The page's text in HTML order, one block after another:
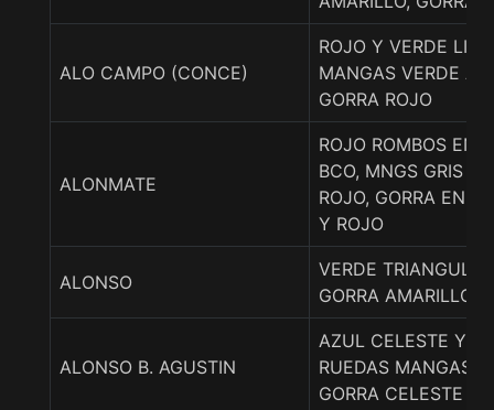
ALO CAMPO (CONCE)
ROJO Y VERDE
MANGAS VERDE
GORRA ROJO
ALONMATE
ROJO ROMBOS EN
BCO, MNGS GRIS
ROJO, GORRA EN
Y ROJO
ALONSO
VERDE TRIANGULO
GORRA AMARILLO
ALONSO B. AGUSTIN
AZUL CELESTE Y
RUEDAS MANGAS
GORRA CELESTE